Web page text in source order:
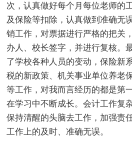
次，认真做好每个月每位老师的
及保险等扣除，认真做到准确无
销工作，对票据进行严格的把关
办人、校长签字，并进行复核。
了学校各种人员的变动，保险新
税的新政策、机关事业单位养老
等工作，对我而言经历的都是第
在学习中不断成长。会计工作复
保持清醒的头脑去工作，加强责
工作上的及时、准确无误。